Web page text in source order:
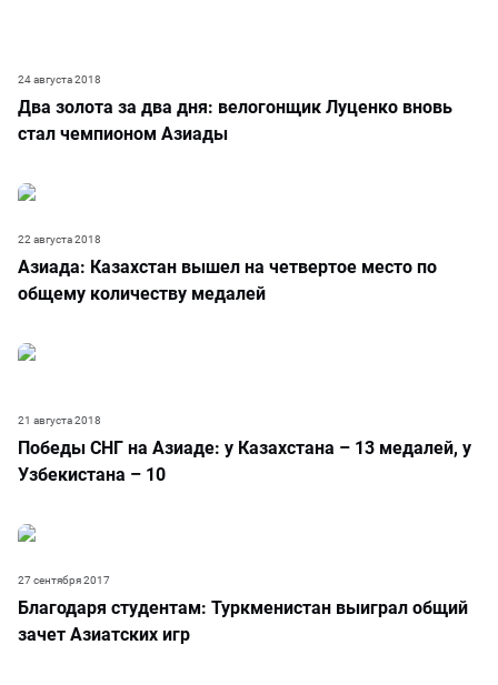
Два золота за два дня: велогонщик Луценко вновь
стал чемпионом Азиады
24 августа 2018
Азиада: Казахстан вышел на четвертое место по
общему количеству медалей
22 августа 2018
Победы СНГ на Азиаде: у Казахстана – 13 медалей, у
Узбекистана – 10
21 августа 2018
Благодаря студентам: Туркменистан выиграл общий
зачет Азиатских игр
27 сентября 2017